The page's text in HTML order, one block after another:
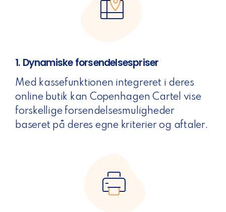
1. Dynamiske forsendelsespriser
Med kassefunktionen integreret i deres
online butik kan Copenhagen Cartel vise
forskellige forsendelsesmuligheder
baseret på deres egne kriterier og aftaler.